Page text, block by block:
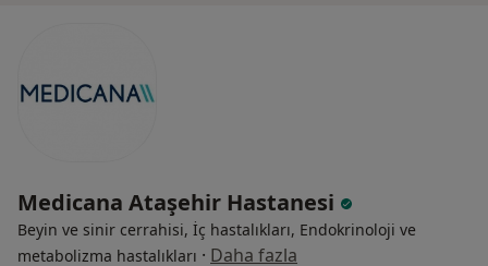
Medicana Ataşehir Hastanesi
Beyin ve sinir cerrahisi, İç hastalıkları, Endokrinoloji ve
metabolizma hastalıkları · Daha fazla